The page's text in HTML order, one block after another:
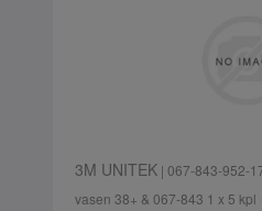
3M UNITEK| 067-843-952-
vasen 38+ & 067-843 1 x 5 kpl